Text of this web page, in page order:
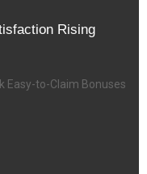
Rising